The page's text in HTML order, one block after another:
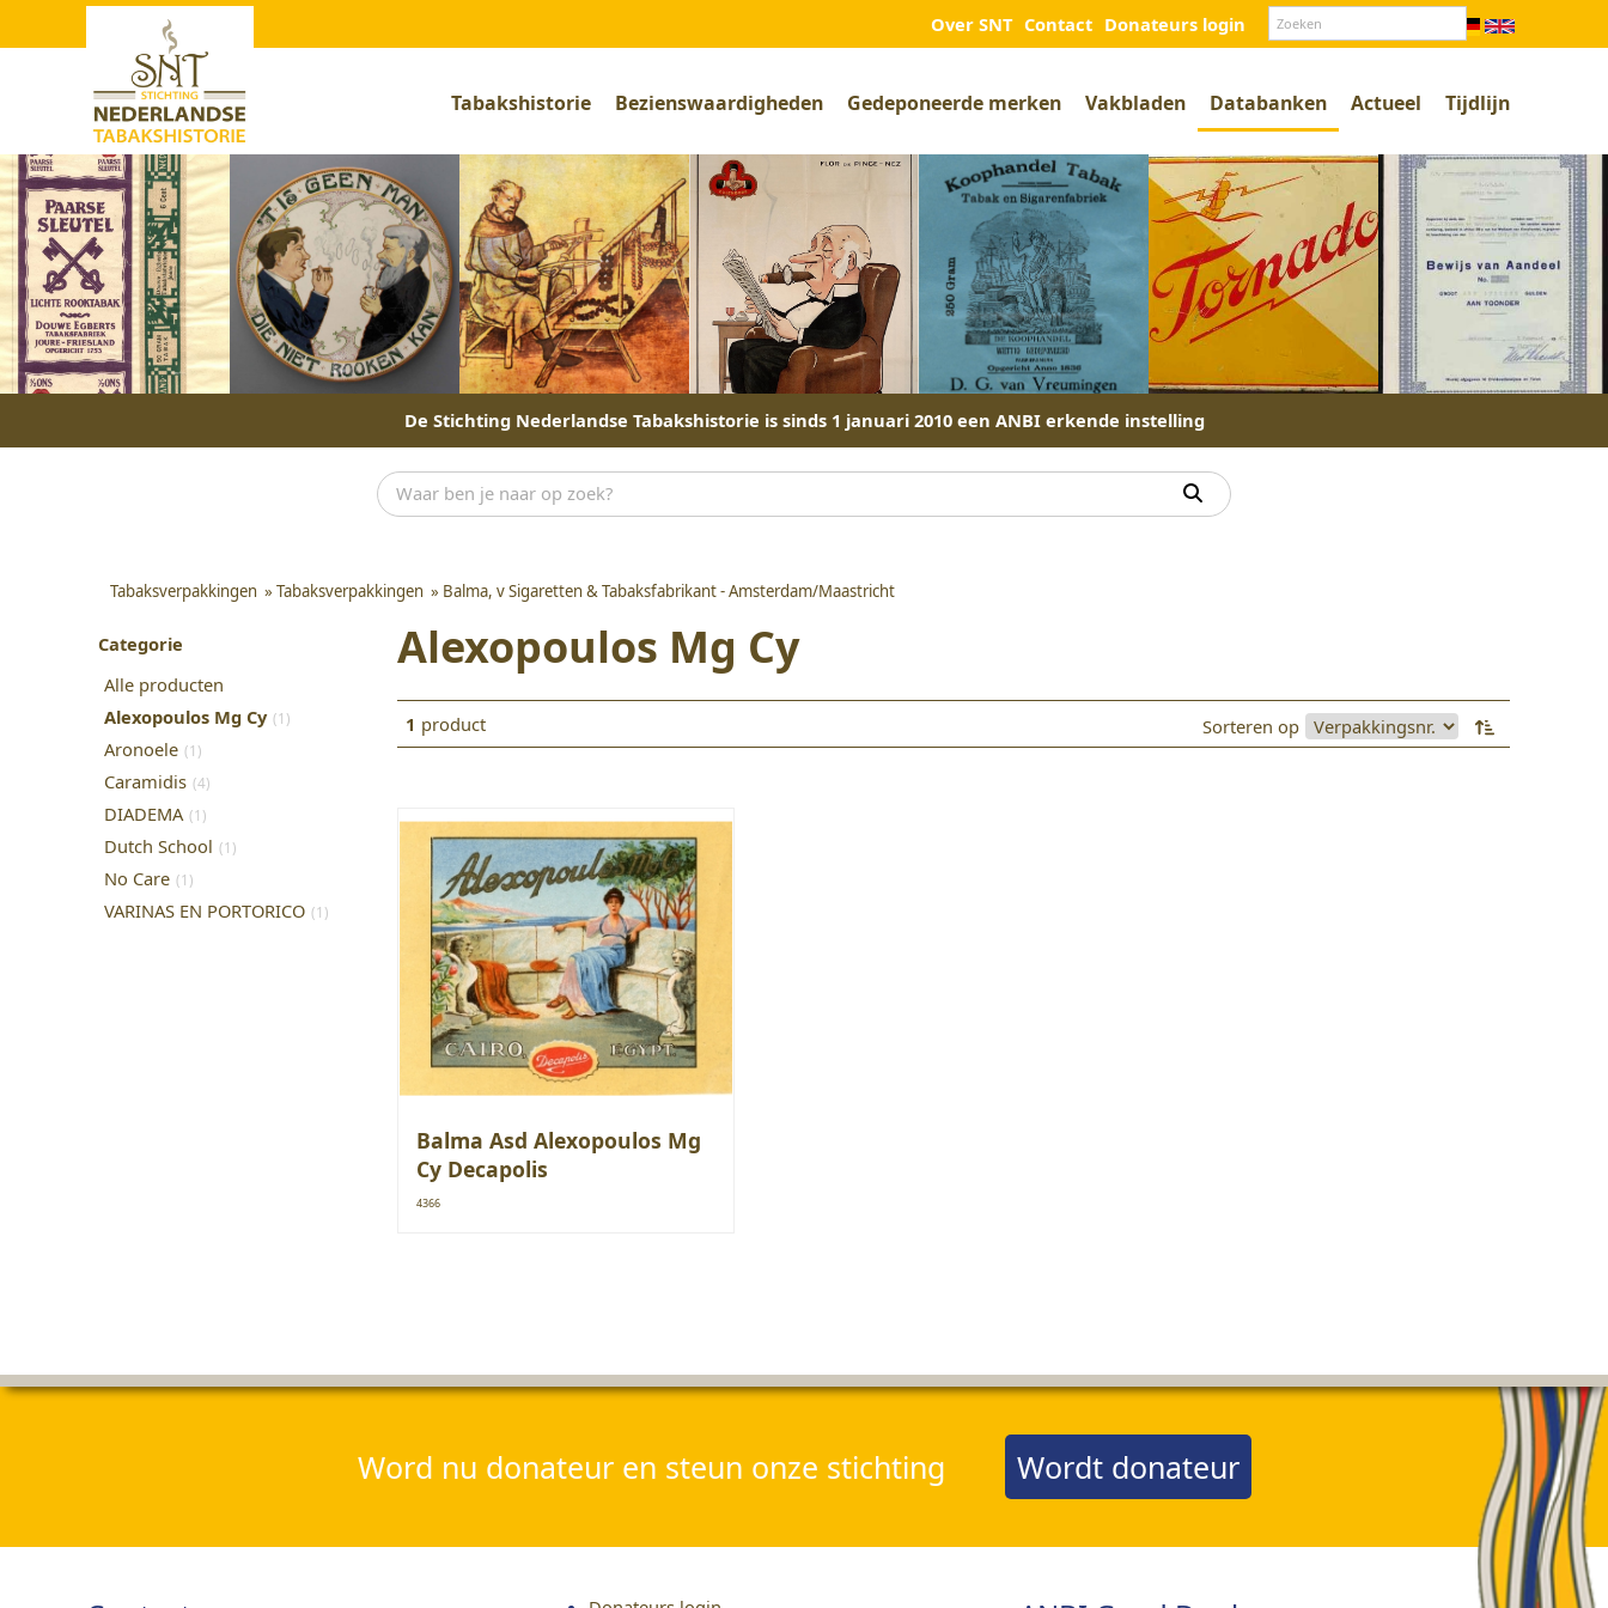
Over SNT Contact Donateurs login
Tabakshistorie Bezienswaardigheden Gedeponeerde merken Vakbladen Databanken Actueel Tijdlijn
De Stichting Nederlandse Tabakshistorie is sinds 1 januari 2010 een ANBI erkende instelling
Tabaksverpakkingen » Tabaksverpakkingen » Balma, v Sigaretten & Tabaksfabrikant - Amsterdam/Maastricht
Categorie
Alle producten
Alexopoulos Mg Cy (1)
Aronoele (1)
Caramidis (4)
DIADEMA (1)
Dutch School (1)
No Care (1)
VARINAS EN PORTORICO (1)
Alexopoulos Mg Cy
1 product Sorteren op
Balma Asd Alexopoulos Mg
Cy Decapolis
4366
Word nu donateur en steun onze stichting Wordt donateur